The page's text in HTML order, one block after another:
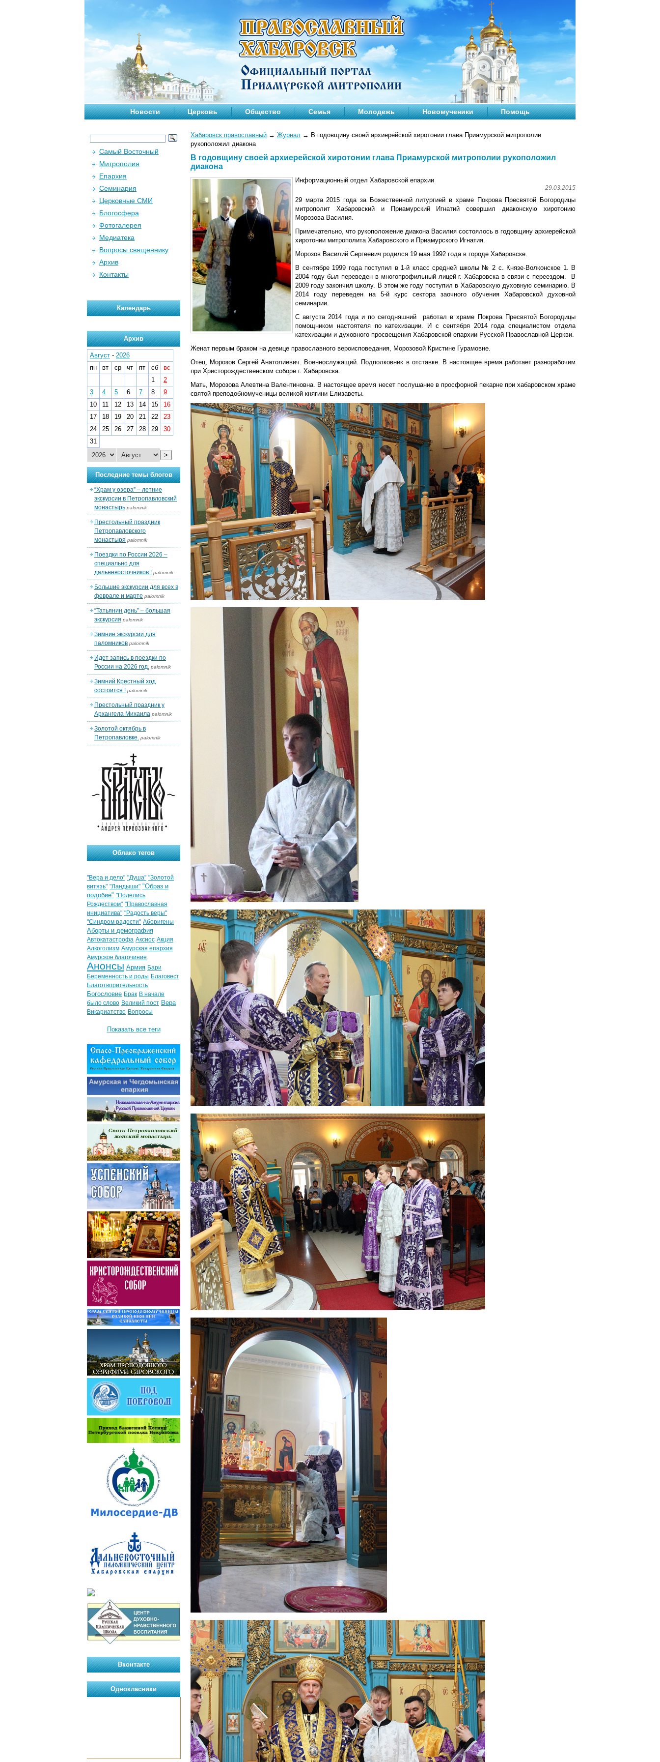
Новости Церковь Общество Семья Молодежь Новомученики Помощь
Хабаровск православный → Журнал → В годовщину своей архиерейской хиротонии глава Приамурской митрополии
рукоположил диакона
В годовщину своей архиерейской хиротонии глава Приамурской митрополии рукоположил
диакона
Информационный отдел Хабаровской епархии
29.03.2015
29 марта 2015 года за Божественной литургией в храме Покрова Пресвятой Богородицы
митрополит Хабаровский и Приамурский Игнатий совершил диаконскую хиротонию
Морозова Василия.
Примечательно, что рукоположение диакона Василия состоялось в годовщину архиерейской
хиротонии митрополита Хабаровского и Приамурского Игнатия.
Морозов Василий Сергеевич родился 19 мая 1992 года в городе Хабаровске.
В сентябре 1999 года поступил в 1-й класс средней школы № 2 с. Князе-Волконское 1. В
2004 году был переведен в многопрофильный лицей г. Хабаровска в связи с переездом. В
2009 году закончил школу. В этом же году поступил в Хабаровскую духовную семинарию. В
2014 году переведен на 5-й курс сектора заочного обучения Хабаровской духовной
семинарии.
С августа 2014 года и по сегодняшний работал в храме Покрова Пресвятой Богородицы
помощником настоятеля по катехизации. И с сентября 2014 года специалистом отдела
катехизации и духовного просвещения Хабаровской епархии Русской Православной Церкви.
Женат первым браком на девице православного вероисповедания, Морозовой Кристине Гурамовне.
Отец, Морозов Сергей Анатолиевич. Военнослужащий. Подполковник в отставке. В настоящее время работает разнорабочим
при Христорождественском соборе г. Хабаровска.
Мать, Морозова Алевтина Валентиновна. В настоящее время несет послушание в просфорной пекарне при хабаровском храме
святой преподобномученицы великой княгини Елизаветы.
Самый Восточный
Митрополия
Епархия
Семинария
Церковные СМИ
Блогосфера
Фотогалерея
Медиатека
Вопросы священнику
Архив
Контакты
Календарь
Архив
Август - 2026
пн
вт ср чт пт сб
вс
1
2
3
4 5 6 7 8
9
10
11 12 13 14 15
16
17
18 19 20 21 22
23
24
25 26 27 28 29
30
31
>
Последние темы блогов
“Храм у озера” – летние
экскурсии в Петропавловский
монастырь palomnik
Престольный праздник
Петропавловского
монастыря palomnik
Поездки по России 2026 –
специально для
дальневосточников ! palomnik
Большие экскурсии для всех в
феврале и марте palomnik
“Татьянин день” – большая
экскурсия palomnik
Зимние экскурсии для
паломников palomnik
Идет запись в поездки по
России на 2026 год. palomnik
Зимний Крестный ход
состоится ! palomnik
Престольный праздник у
Архангела Михаила palomnik
Золотой октябрь в
Петропавловке. palomnik
Облако тегов
"Вера и дело" "Душа" "Золотой
витязь" "Ландыши" "Образ и
подобие" "Поделись
Рождеством" "Православная
инициатива" "Радость веры"
"Синдром радости" Аборигены
Аборты и демография
Автокатастрофа Аксиос Акция
Алкоголизм Амурская епархия
Амурское благочиние
Анонсы Армия Бари
Беременность и роды Благовест
Благотворительность
Богословие Брак В начале
было слово Великий пост Вера
Викариатство Вопросы
Показать все теги
Вконтакте
Однокласники